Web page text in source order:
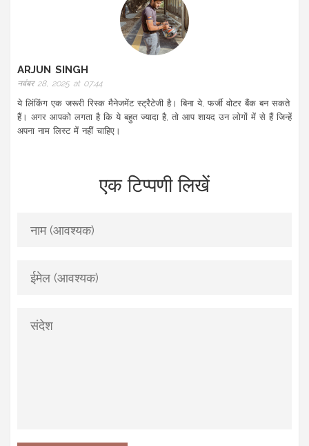
ARJUN SINGH
नवंबर 28, 2025 at 07:44
ये लिंकिंग एक जरूरी रिस्क मैनेजमेंट स्ट्रैटेजी है। बिना ये, फर्जी वोटर बैंक बन सकते
हैं। अगर आपको लगता है कि ये बहुत ज्यादा है, तो आप शायद उन लोगों में से हैं जिन्हें
अपना नाम लिस्ट में नहीं चाहिए।
एक टिप्पणी लिखें